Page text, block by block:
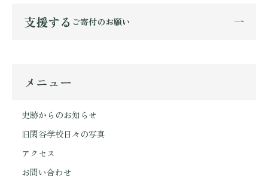
支援する ご寄付のお願い
メニュー
史跡からのお知らせ
旧閑谷学校日々の写真
アクセス
お問い合わせ